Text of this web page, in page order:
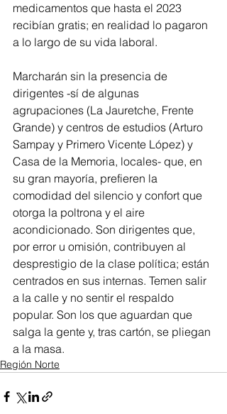
medicamentos que hasta el 2023
recibían gratis; en realidad lo pagaron
a lo largo de su vida laboral.
Marcharán sin la presencia de
dirigentes -sí de algunas
agrupaciones (La Jauretche, Frente
Grande) y centros de estudios (Arturo
Sampay y Primero Vicente López) y
Casa de la Memoria, locales- que, en
su gran mayoría, prefieren la
comodidad del silencio y confort que
otorga la poltrona y el aire
acondicionado. Son dirigentes que,
por error u omisión, contribuyen al
desprestigio de la clase política; están
centrados en sus internas. Temen salir
a la calle y no sentir el respaldo
popular. Son los que aguardan que
salga la gente y, tras cartón, se pliegan
a la masa.
Región Norte